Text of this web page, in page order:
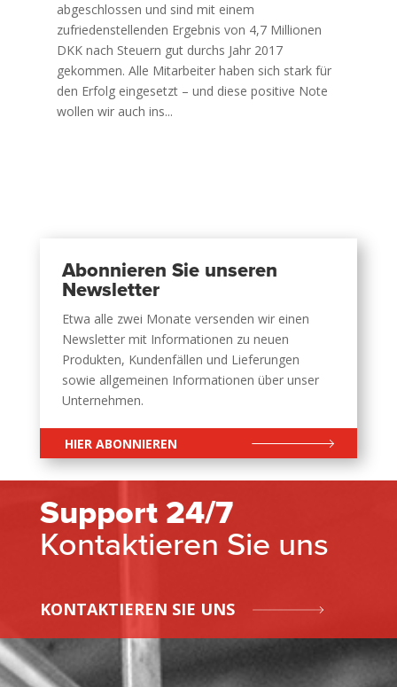
abgeschlossen und sind mit einem
zufriedenstellenden Ergebnis von 4,7 Millionen
DKK nach Steuern gut durchs Jahr 2017
gekommen. Alle Mitarbeiter haben sich stark für
den Erfolg eingesetzt – und diese positive Note
wollen wir auch ins...
Abonnieren Sie unseren
Newsletter
Etwa alle zwei Monate versenden wir einen
Newsletter mit Informationen zu neuen
Produkten, Kundenfällen und Lieferungen
sowie allgemeinen Informationen über unser
Unternehmen.
HIER ABONNIEREN
Support 24/7
Kontaktieren Sie uns
KONTAKTIEREN SIE UNS